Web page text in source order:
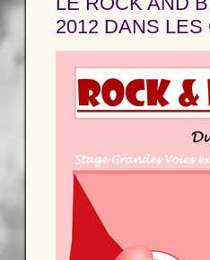
2012 DANS LES